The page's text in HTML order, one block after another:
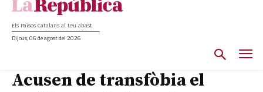
Els Països Catalans al teu abast
Dijous, 06 de agost del 2026
Acusen de transfòbia el